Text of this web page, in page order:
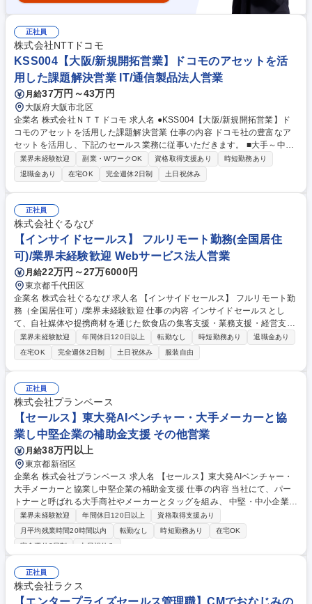
正社員
株式会社NTTドコモ
KSS004【大阪/新規開拓営業】ドコモのアセットを活
用した課題解決営業 IT/通信製品法人営業
月給37万円～43万円
大阪府大阪市北区
企業名 株式会社ＮＴＴドコモ 求人名 ●KSS004【大阪/新規開拓営業】ド
コモのアセットを活用した課題解決営業 仕事の内容 ドコモ社の豊富なア
セットを活用し、下記のセールス業務に従事いただきます。 ■大手～中小
企業に対する新規開拓営業を通した課題抽出ヒアリング～施策提案～実施
■顧客課題に合わせたソリューション商材のアレンジ、顧客納得度の高い
説明資料の作成 ■tableau等のBIツールを駆使したデータ分析資料の作成 ■
先方キーパーソンとの関係構築、新たなマネタイズ化案件の創出 ■プロス
ポーツクラブチームの新たなファン獲得に向けたマーケティング施策（デ
ータを活用した広告商材提案等）の企画実施 ■ホームタウン内のd払い加
盟店を活用した、スポーツ×地域活性化委施策の検討 募集職種 ●KSS004
【大阪/新規開拓営業】ドコモのアセットを活用した課題解決営業
業界未経験歓迎 副業・WワークOK 資格取得支援あり
時短勤務あり
退職金あり
在宅OK 完全週休2日制 土日祝休み
正社員
株式会社ぐるなび
【インサイドセールス】 フルリモート勤務(全国居住
可)/業界未経験歓迎 Webサービス法人営業
月給22万円～27万6000円
東京都千代田区
企業名 株式会社ぐるなび 求人名 【インサイドセールス】 フルリモート勤
務（全国居住可）/業界未経験歓迎 仕事の内容 インサイドセールスとし
て、自社媒体や提携商材を通じた飲食店の集客支援・業務支援・経営支援
をご担当頂きます。電話やWeb会議ツールを駆使したオンライン完結型の
営業スタイルを採用しています。 【入社後にお任せしたい業務】入社当初
は、新規獲得チーム（市場を切り拓く先鋭部隊）で商談設定や成約までの
突破力を磨いていただきつつ、業務を通じて当社のサービスや顧客特性の
理解を深めていただきます。 その後は、個人の適性やスキルを鑑みて、新
規獲得チームもしくは顧客伴走チーム（商談・受注・契約継続フォローま
でを一貫して担う営業）に分かれていきます。 募集職種 【インサイドセ
ールス】 フルリモート勤務（全国居住可）/業界未経験歓迎
業界未経験歓迎 年間休日120日以上 転勤なし 時短勤務あり
退職金あり
在宅OK
完全週休2日制 土日祝休み 服装自由
正社員
株式会社プランベース
【セールス】東大発AIベンチャー・大手メーカーと協
業し中堅企業の補助金支援 その他営業
月給38万円以上
東京都新宿区
企業名 株式会社プランベース 求人名 【セールス】東大発AIベンチャー・
大手メーカーと協業し中堅企業の補助金支援 仕事の内容 当社にて、パー
トナーと呼ばれる大手商社やメーカーとタッグを組み、 中堅・中小企業に
補助金支援の案件獲得をメインで行っていただきます。 【詳細】まずは大
手商社・メーカー(パートナー)とのやり取りの中で現在積極的に提案して
いる機械や商材のヒアリング。お客様を紹介いただいて実際にパートナー
だんだんと信頼関係が構築できると数億円規模の案件をいただけることも
ございます。目に見えて成長を実感できるポジションです。今の現状にも
どかしさを感じている方にピッタリです。 募集職種 【セールス】東大発A
Iベンチャー・大手メーカーと協業し中堅企業の補助金支援
業界未経験歓迎 年間休日120日以上
資格取得支援あり
月平均残業時間20時間以内
転勤なし 時短勤務あり
在宅OK
完全週休2日制
土日祝休み
正社員
株式会社ラクス
【エンタープライズセールス管理職】CMでおなじみの